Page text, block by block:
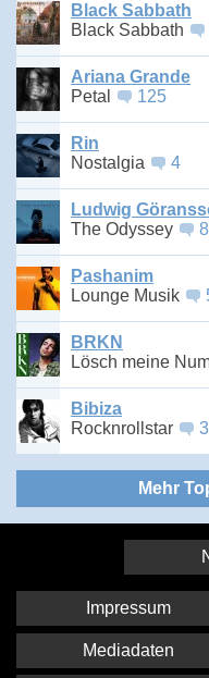
Black Sabbath
Black Sabbath
Ariana Grande
Petal
125
Rin
Nostalgia
4
Ludwig
The Odyssey
8
Pashanim
Lounge Musik
BRKN
Lösch meine
Bibiza
Rocknrollstar
3
Mehr
Impressum
Mediadaten